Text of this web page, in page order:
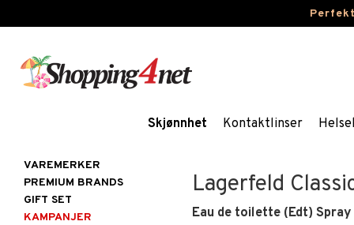
Skjønnhet Kontaktlinser
Lagerfeld
Eau de toilette (Edt) Spray
VAREMERKER
PREMIUM BRANDS
GIFT SET
KAMPANJER